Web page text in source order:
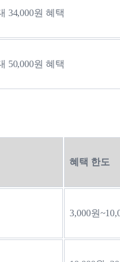
34,000원 혜택
50,000원 혜택
혜택 한도
3,000원